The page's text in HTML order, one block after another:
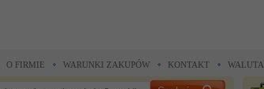
O FIRMIE WARUNKI ZAKUPÓW KONTAKT WALUTA